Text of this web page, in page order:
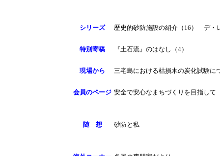
シリーズ 歴史的砂防施設の紹介（16） デ・
特別寄稿 『土石流』のはなし（4）
現場から 三宅島における枯損木の炭化試験に
会員のページ 安全で安心なまちづくりを目指して
随 想 砂防と私